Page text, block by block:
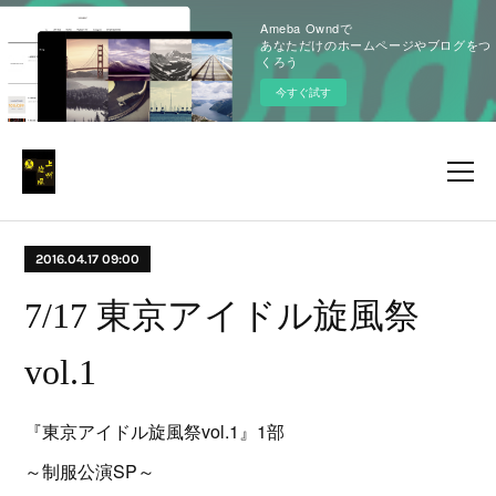
Ameba Owndで
あなただけのホームページやブログをつ
くろう
今すぐ試す
2016.04.17 09:00
7/17 東京アイドル旋風祭
vol.1
『東京アイドル旋風祭vol.1』1部
～制服公演SP～